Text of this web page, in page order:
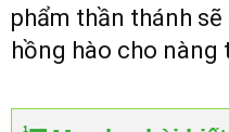
phẩm thần thánh
hồng hào cho